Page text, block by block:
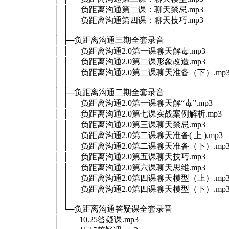
│ │ 负距离沟通第二课：聊天禁忌.mp3
│ │ 负距离沟通第四课：聊天技巧.mp3
│ ├─负距离沟通三期全套录音
│ │ 负距离沟通2.0第一课聊天解毒.mp3
│ │ 负距离沟通2.0第二课形象改造.mp3
│ │ 负距离沟通2.0第二课聊天准备（下）
│ ├─负距离沟通二期全套录音
│ │ 负距离沟通2.0第一课聊天解“毒”.mp3
│ │ 负距离沟通2.0第七课实战案例解析.mp3
│ │ 负距离沟通2.0第三课聊天禁忌.mp3
│ │ 负距离沟通2.0第二课聊天准备( 上 ).mp3
│ │ 负距离沟通2.0第二课聊天准备（下）
│ │ 负距离沟通2.0第五课聊天技巧.mp3
│ │ 负距离沟通2.0第六课聊天思维.mp3
│ │ 负距离沟通2.0第四课聊天模型（上）
│ │ 负距离沟通2.0第四课聊天模型（下）
│ └─负距离沟通答疑课全套录音
│ 10.25答疑课.mp3